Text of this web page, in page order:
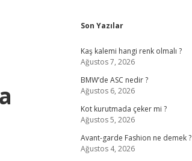
Sidebar
Son Yazılar
Kaş kalemi hangi renk olmalı ?
Ağustos 7, 2026
BMW’de ASC nedir ?
Ağustos 6, 2026
Kot kurutmada çeker mi ?
Ağustos 5, 2026
Avant-garde Fashion ne demek ?
Ağustos 4, 2026